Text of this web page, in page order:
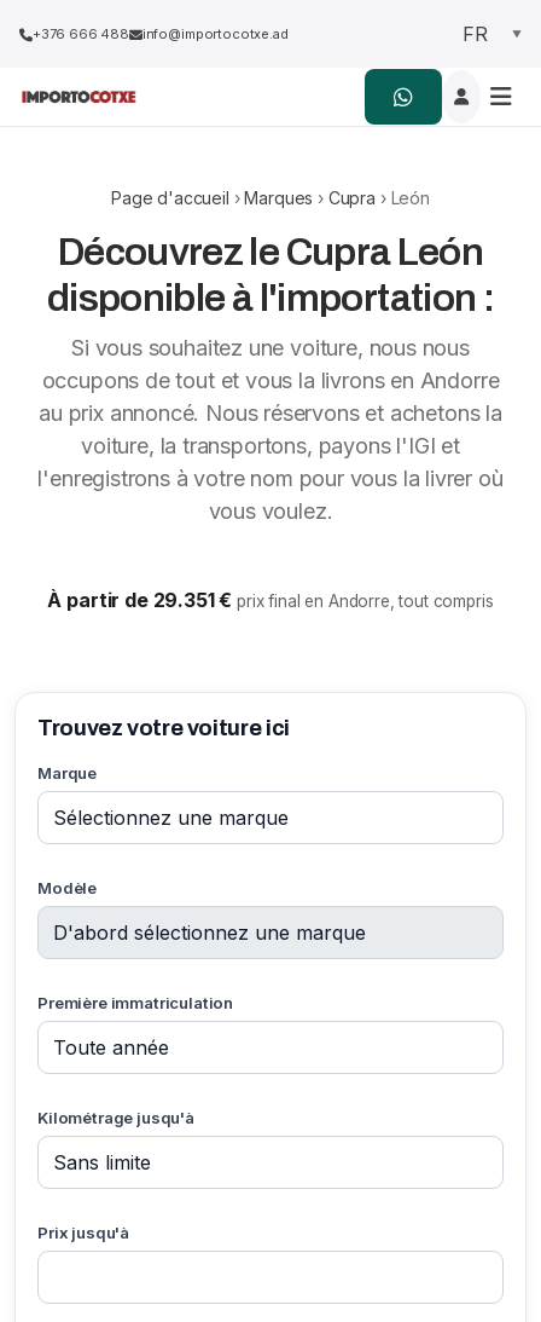
+376 666 488 info@importocotxe.ad
Page d'accueil ›Marques › Cupra › León
Découvrez le Cupra León
disponible à l'importation :
Si vous souhaitez une voiture, nous nous
occupons de tout et vous la livrons en Andorre
au prix annoncé. Nous réservons et achetons la
voiture, la transportons, payons l'IGI et
l'enregistrons à votre nom pour vous la livrer où
vous voulez.
À partir de 29.351 €prix final en Andorre, tout compris
Trouvez votre voiture ici
Marque
Modèle
Première immatriculation
Kilométrage jusqu'à
Prix jusqu'à